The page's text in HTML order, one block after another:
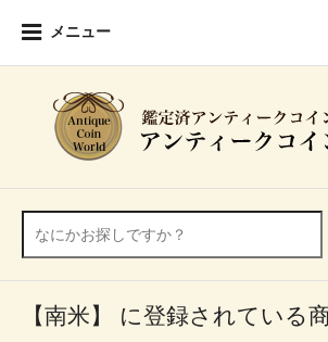
メニュー
【南米】 に登録されている